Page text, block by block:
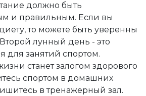
должно быть
и правильным. Если вы
то можете быть уверенны
лунный день - это
для занятий спортом.
станет залогом здорового
спортом в домашних
в тренажерный зал.